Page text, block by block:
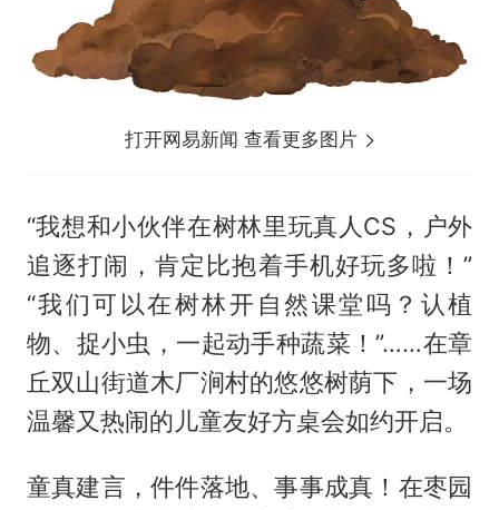
打开网易新闻 查看更多图片
“我想和小伙伴在树林里玩真人CS，户外
追逐打闹，肯定比抱着手机好玩多啦！”
“我们可以在树林开自然课堂吗？认植
物、捉小虫，一起动手种蔬菜！”……在章
丘双山街道木厂涧村的悠悠树荫下，一场
温馨又热闹的儿童友好方桌会如约开启。
童真建言，件件落地、事事成真！在枣园